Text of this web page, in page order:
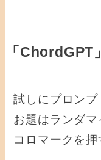
「ChordGPT
試しにプロンプ
お題はランダ
コロマークを押